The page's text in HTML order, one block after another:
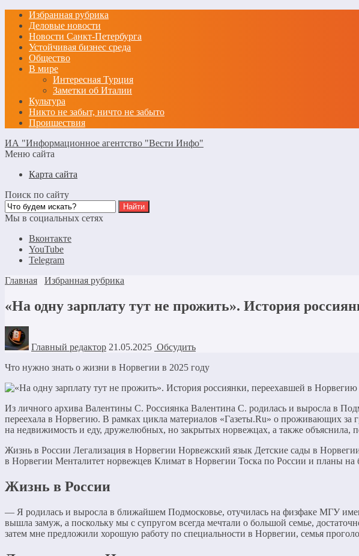
Избранная рубрика
Деловые новости
Новости Санкт-Петербурга
Устойчивая бизнес среда
Общество
В мире
Интересная Турция
Заметки об Италии
Культура
Никто не забыт, ничто не забыто
Проишествия
ИА "Информационное агентство "Вести Инфо"
Меню сайта
Карта сайта
Поиск по сайту
Мы в социальных сетях
Вконтакте
YouTube
Telegram
Главная
Избранная рубрика
«На одну зарплату тут не прожить». История
Главный редактор 21.05.2025 Обсудить
Что нужно знать о жизни в Норвегии в 2025 году
Из личного архива Валентины С. Россиянка Валентина С. родилась и выросла в
переехала в Норвегию. В рамках цикла материалов «Газеты.Ru» о проживающих
на недвижимость и еду, дружелюбных, но закрытых норвежцах, а также объяснила,
Жизнь в России Легализация в Норвегии Норвежский язык Детские сады в
в Норвегии Менталитет норвежцев Климат в Норвегии Тоска по России и планы на
Жизнь в России
— Я родилась и выросла в ближайшем Подмосковье, отучилась на физфаке МГУ
вышла замуж, а поскольку мы с супругом всегда мечтали о большой семье,
затем мне предложили хорошую работу по специальности в Норвегии, семья